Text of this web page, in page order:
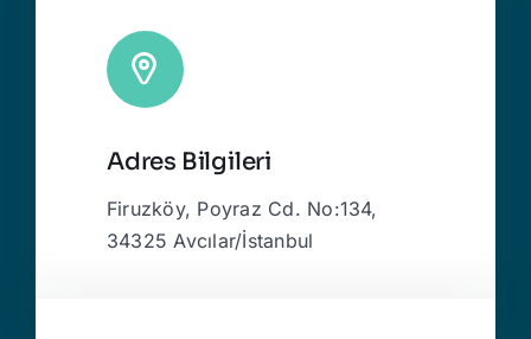
Adres Bilgileri
Firuzköy, Poyraz Cd. No:134,
34325 Avcılar/İstanbul